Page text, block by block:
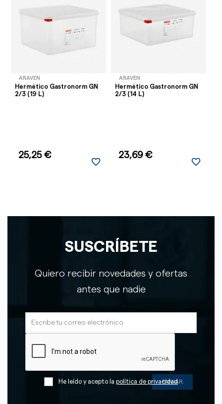
ARAVEN
Hermético Gastronorm GN
2/3 (19 L)
25,25 €
favorite_border
ARAVEN
Hermético Gastronorm GN
2/3 (14 L)
23,69 €
favorite_border
SUSCRÍBETE
Quiero recibir novedades y ofertas
antes que nadie
He leído y acepto la política de privacidad